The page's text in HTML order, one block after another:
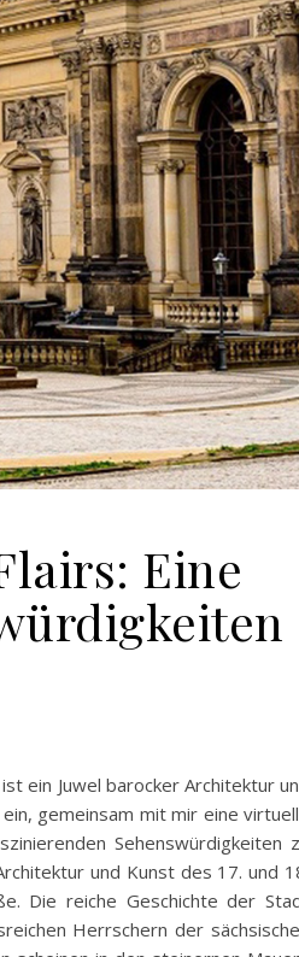
Eine
ein Juwel barocker Architektur
gemeinsam mit mir eine
Sehenswürdigkeiten
und Kunst des 17. und
Die reiche Geschichte der
Herrschern der